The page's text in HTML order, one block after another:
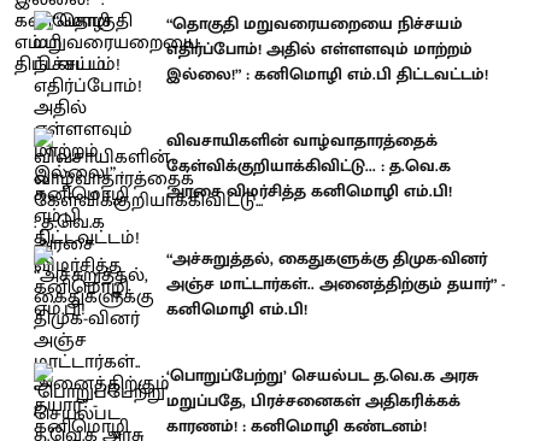
“தொகுதி மறுவரையறையை நிச்சயம்
எதிர்ப்போம்! அதில் எள்ளளவும் மாற்றம்
இல்லை!” : கனிமொழி எம்.பி திட்டவட்டம்!
விவசாயிகளின் வாழ்வாதாரத்தைக்
கேள்விக்குறியாக்கிவிட்டு... : த.வெ.க
அரசை விமர்சித்த கனிமொழி எம்.பி!
“அச்சுறுத்தல், கைதுகளுக்கு திமுக-வினர்
அஞ்ச மாட்டார்கள்.. அனைத்திற்கும் தயார்” -
கனிமொழி எம்.பி!
‘பொறுப்பேற்று’ செயல்பட த.வெ.க அரசு
மறுப்பதே, பிரச்சனைகள் அதிகரிக்கக்
காரணம்! : கனிமொழி கண்டனம்!